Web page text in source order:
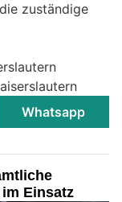
zuständige
Whatsapp
Einsatz